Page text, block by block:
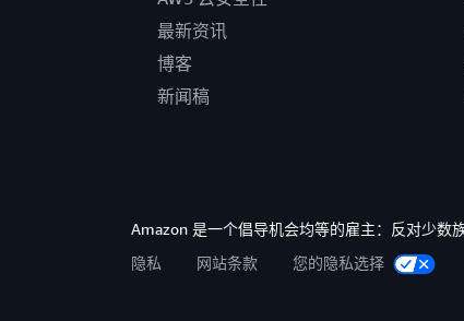
最新资讯
博客
新闻稿
Amazon 是一个倡导机会均等的雇主：反对少数
隐私
网站条款 您的隐私选择